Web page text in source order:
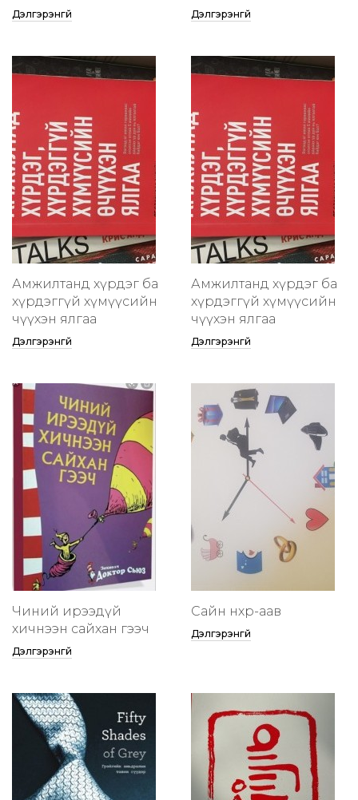
Дэлгэрэнгүй Дэлгэрэнгүй
Амжилтанд хүрдэг ба
хүрдэггүй хүмүүсийн
өчүүхэн ялгаа
Дэлгэрэнгүй
Амжилтанд хүрдэг ба
хүрдэггүй хүмүүсийн
өчүүхэн ялгаа
Дэлгэрэнгүй
Чиний ирээдүй
хичнээн сайхан гээч
Дэлгэрэнгүй
Сайн нөхөр-аав
Дэлгэрэнгүй